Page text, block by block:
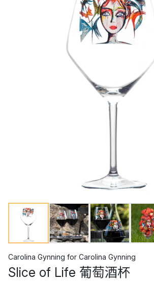
Carolina Gynning for Carolina Gynning
Slice of Life 葡萄酒杯